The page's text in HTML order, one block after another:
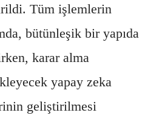
Tüm işlemlerin
bütünleşik bir yapıda
karar alma
yapay zeka
geliştirilmesi